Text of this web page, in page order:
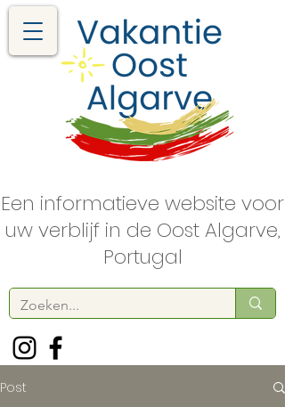
Een informatieve website voor
uw verblijf in de Oost Algarve,
Portugal
Post